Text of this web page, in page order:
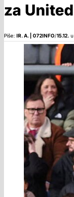
za United
Piše: IR. A. | 072INFO/15.12. u